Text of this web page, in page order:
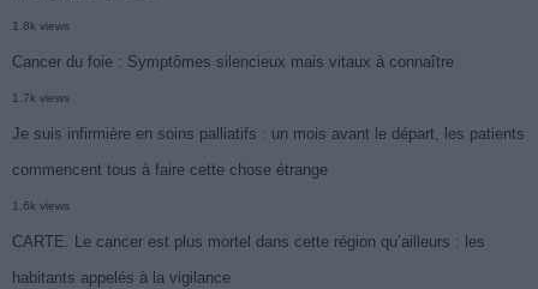
1.8k views
Cancer du foie : Symptômes silencieux mais vitaux à connaître
1.7k views
Je suis infirmière en soins palliatifs : un mois avant le départ, les patients
commencent tous à faire cette chose étrange
1.6k views
CARTE. Le cancer est plus mortel dans cette région qu’ailleurs : les
habitants appelés à la vigilance